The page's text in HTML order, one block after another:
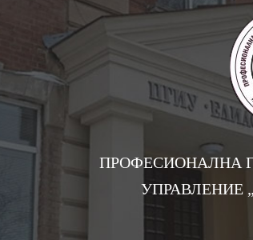
ПРОФЕСИОНАЛНА
УПРАВЛЕНИЕ